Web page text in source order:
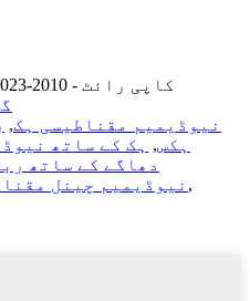
© کاپی رائٹ - 2010-2023: جملہ حقوق محفوظ ہیں۔
نیوڈیمیم مقناطیسی ہک,
ہکس, ہک کے ساتھ
دھاگے کے ساتھ
نیوڈیمیم چینل ,